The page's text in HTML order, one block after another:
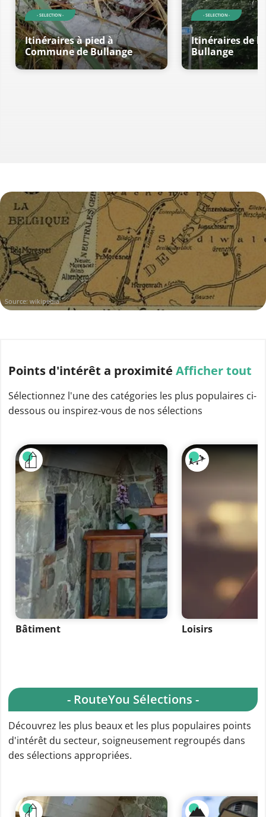
- SELECTION -
Itinéraires à pied à
Commune de Bullange
- SELECTION -
Itinéraires de
Bullange
Source: wikipedia
Points d'intérêt a proximité Afficher tout
Sélectionnez l'une des catégories les plus populaires ci-
dessous ou inspirez-vous de nos sélections
Bâtiment Loisirs
- RouteYou Sélections -
Découvrez les plus beaux et les plus populaires points
d'intérêt du secteur, soigneusement regroupés dans
des sélections appropriées.